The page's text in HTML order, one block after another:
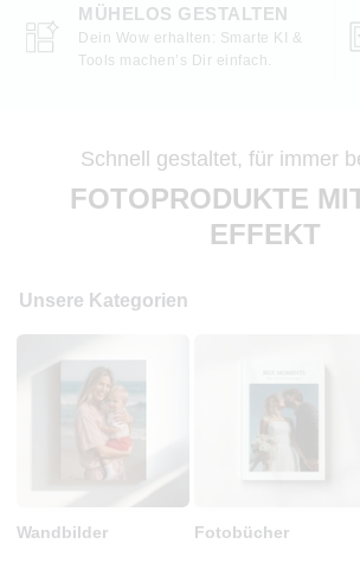
MÜHELOS GESTALTEN
Dein Wow erhalten: Smarte KI &
Tools machen’s Dir einfach.
Schnell gestaltet, für immer
FOTOPRODUKTE
EFFEKT
Unsere Kategorien
Wandbilder Fotobücher